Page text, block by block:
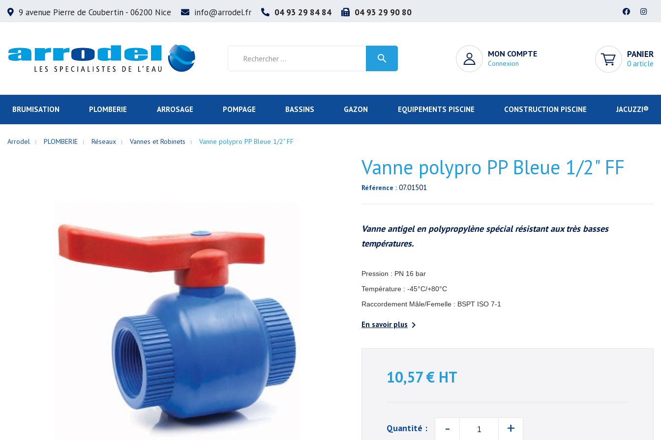
9 avenue Pierre de Coubertin - 06200 Nice info@arrodel.fr 04 93 29 84 84 04 93 29 90 80
 MON COMPTE
Connexion
PANIER
0 article
BRUMISATION PLOMBERIE ARROSAGE POMPAGE BASSINS GAZON EQUIPEMENTS PISCINE CONSTRUCTION PISCINE JACUZZI®
Arrodel PLOMBERIE Réseaux Vannes et Robinets Vanne polypro PP Bleue 1/2" FF
Vanne polypro PP Bleue 1/2" FF
Référence : 07.01501
Vanne antigel en polypropylène spécial résistant aux très basses
températures.
Pression : PN 16 bar
Température : -45°C/+80°C
Raccordement Mâle/Femelle : BSPT ISO 7-1
En savoir plus 
10,57 € HT
Quantité : - +